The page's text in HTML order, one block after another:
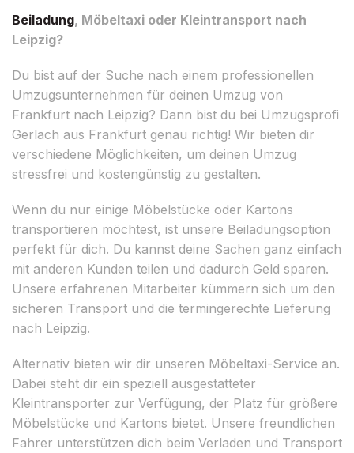
Beiladung, Möbeltaxi oder Kleintransport nach
Leipzig?
Du bist auf der Suche nach einem professionellen
Umzugsunternehmen für deinen Umzug von
Frankfurt nach Leipzig? Dann bist du bei Umzugsprofi
Gerlach aus Frankfurt genau richtig! Wir bieten dir
verschiedene Möglichkeiten, um deinen Umzug
stressfrei und kostengünstig zu gestalten.
Wenn du nur einige Möbelstücke oder Kartons
transportieren möchtest, ist unsere Beiladungsoption
perfekt für dich. Du kannst deine Sachen ganz einfach
mit anderen Kunden teilen und dadurch Geld sparen.
Unsere erfahrenen Mitarbeiter kümmern sich um den
sicheren Transport und die termingerechte Lieferung
nach Leipzig.
Alternativ bieten wir dir unseren Möbeltaxi-Service an.
Dabei steht dir ein speziell ausgestatteter
Kleintransporter zur Verfügung, der Platz für größere
Möbelstücke und Kartons bietet. Unsere freundlichen
Fahrer unterstützen dich beim Verladen und Transport